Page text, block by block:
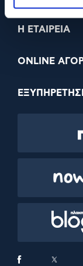
Η ΕΤΑΙΡΕΙΑ
ONLINE